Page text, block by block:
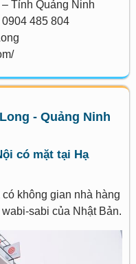
Tỉnh Quảng Ninh
485 804
- Quảng Ninh
có mặt tại Hạ
có không gian nhà hàng
sabi của Nhật Bản.